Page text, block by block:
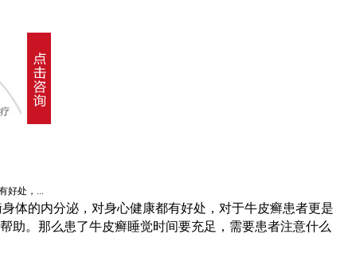
好处，...
体的内分泌，对身心健康都有好处，对于牛皮癣患者更是
助。那么患了牛皮癣睡觉时间要充足，需要患者注意什么